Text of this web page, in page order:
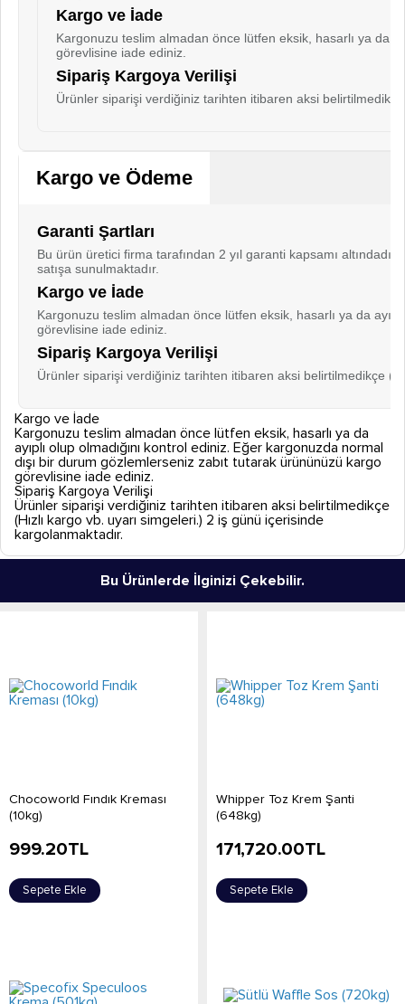
Kargo ve İade
Kargonuzu teslim almadan önce lütfen eksik, hasarlı ya da
görevlisine iade ediniz.
Sipariş Kargoya Verilişi
Ürünler siparişi verdiğiniz tarihten itibaren aksi
Kargo ve Ödeme
Garanti Şartları
Bu ürün üretici firma tarafından 2 yıl garanti kapsamı
satışa sunulmaktadır.
Kargo ve İade
Kargonuzu teslim almadan önce lütfen eksik, hasarlı ya da
görevlisine iade ediniz.
Sipariş Kargoya Verilişi
Ürünler siparişi verdiğiniz tarihten itibaren aksi belirtilmedikçe
Kargo ve İade
Kargonuzu teslim almadan önce lütfen eksik, hasarlı ya da
ayıplı olup olmadığını kontrol ediniz. Eğer kargonuzda normal
dışı bir durum gözlemlerseniz zabıt tutarak ürününüzü kargo
görevlisine iade ediniz.
Sipariş Kargoya Verilişi
Ürünler siparişi verdiğiniz tarihten itibaren aksi belirtilmedikçe
(Hızlı kargo vb. uyarı simgeleri.) 2 iş günü içerisinde
kargolanmaktadır.
Bu Ürünlerde İlginizi Çekebilir.
Chocoworld Fındık Kreması
(10kg)
999.20TL
Sepete Ekle
Whipper Toz Krem Şanti
(648kg)
171,720.00TL
Sepete Ekle